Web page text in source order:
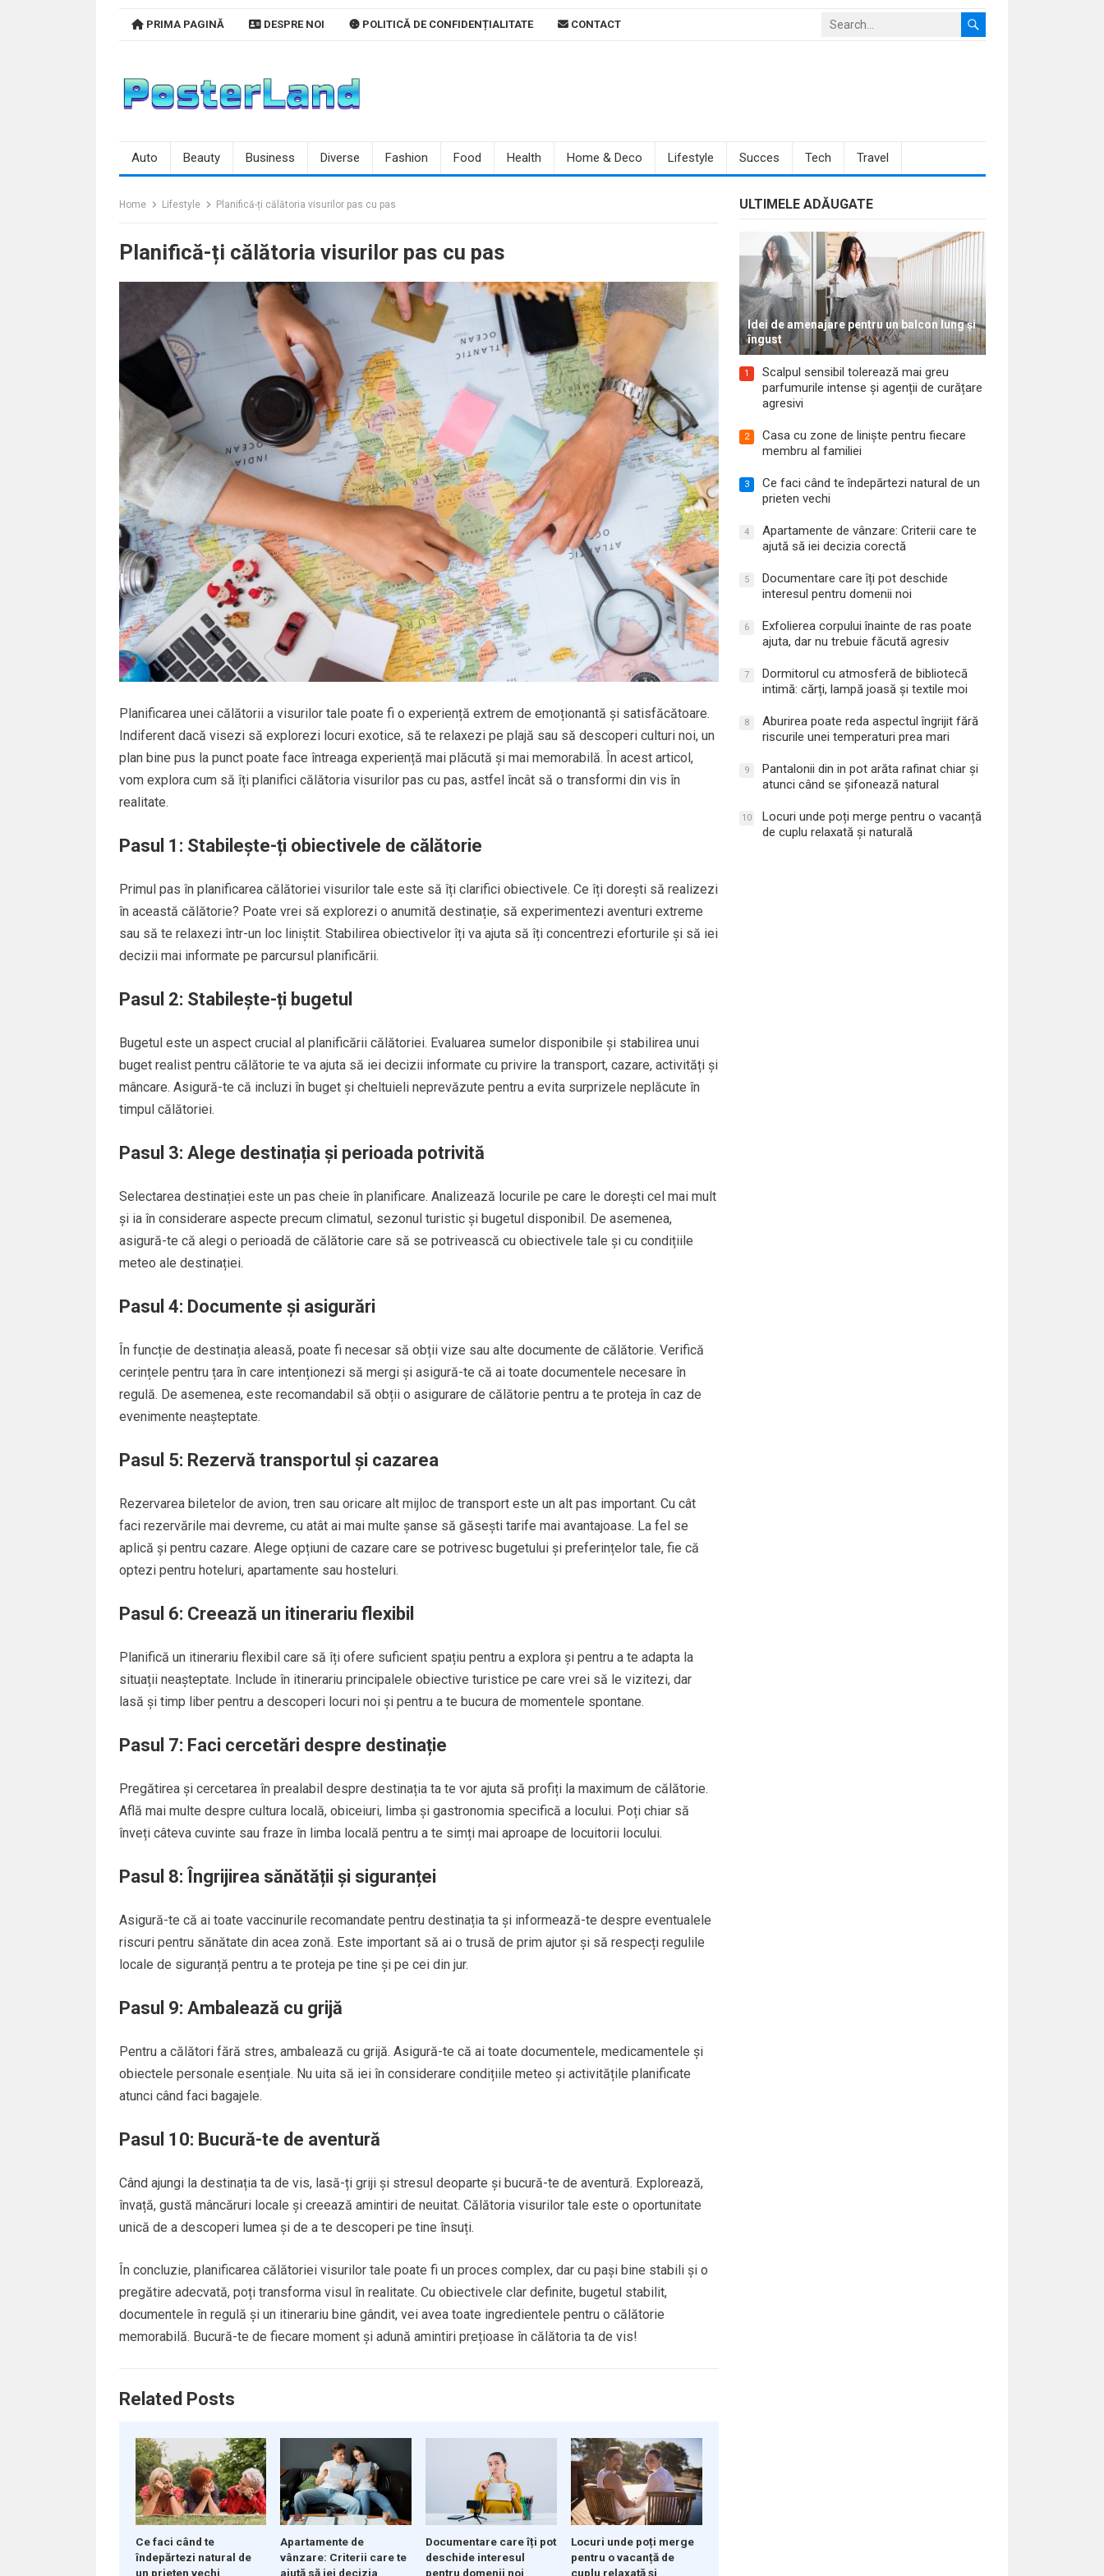
PRIMA PAGINĂ DESPRE NOI POLITICĂ DE CONFIDENȚIALITATE CONTACT
Auto Beauty Business Diverse Fashion Food Health Home & Deco Lifestyle Succes Tech Travel
Home Lifestyle Planifică-ți călătoria visurilor pas cu pas
Planifică-ți călătoria visurilor pas cu pas
Planificarea unei călătorii a visurilor tale poate fi o experiență extrem de emoționantă și satisfăcătoare.
Indiferent dacă visezi să explorezi locuri exotice, să te relaxezi pe plajă sau să descoperi culturi noi, un
plan bine pus la punct poate face întreaga experiență mai plăcută și mai memorabilă. În acest articol,
vom explora cum să îți planifici călătoria visurilor pas cu pas, astfel încât să o transformi din vis în
realitate.
Pasul 1: Stabilește-ți obiectivele de călătorie
Primul pas în planificarea călătoriei visurilor tale este să îți clarifici obiectivele. Ce îți dorești să realizezi
în această călătorie? Poate vrei să explorezi o anumită destinație, să experimentezi aventuri extreme
sau să te relaxezi într-un loc liniștit. Stabilirea obiectivelor îți va ajuta să îți concentrezi eforturile și să iei
decizii mai informate pe parcursul planificării.
Pasul 2: Stabilește-ți bugetul
Bugetul este un aspect crucial al planificării călătoriei. Evaluarea sumelor disponibile și stabilirea unui
buget realist pentru călătorie te va ajuta să iei decizii informate cu privire la transport, cazare, activități și
mâncare. Asigură-te că incluzi în buget și cheltuieli neprevăzute pentru a evita surprizele neplăcute în
timpul călătoriei.
Pasul 3: Alege destinația și perioada potrivită
Selectarea destinației este un pas cheie în planificare. Analizează locurile pe care le dorești cel mai mult
și ia în considerare aspecte precum climatul, sezonul turistic și bugetul disponibil. De asemenea,
asigură-te că alegi o perioadă de călătorie care să se potrivească cu obiectivele tale și cu condițiile
meteo ale destinației.
Pasul 4: Documente și asigurări
În funcție de destinația aleasă, poate fi necesar să obții vize sau alte documente de călătorie. Verifică
cerințele pentru țara în care intenționezi să mergi și asigură-te că ai toate documentele necesare în
regulă. De asemenea, este recomandabil să obții o asigurare de călătorie pentru a te proteja în caz de
evenimente neașteptate.
Pasul 5: Rezervă transportul și cazarea
Rezervarea biletelor de avion, tren sau oricare alt mijloc de transport este un alt pas important. Cu cât
faci rezervările mai devreme, cu atât ai mai multe șanse să găsești tarife mai avantajoase. La fel se
aplică și pentru cazare. Alege opțiuni de cazare care se potrivesc bugetului și preferințelor tale, fie că
optezi pentru hoteluri, apartamente sau hosteluri.
Pasul 6: Creează un itinerariu flexibil
Planifică un itinerariu flexibil care să îți ofere suficient spațiu pentru a explora și pentru a te adapta la
situații neașteptate. Include în itinerariu principalele obiective turistice pe care vrei să le vizitezi, dar
lasă și timp liber pentru a descoperi locuri noi și pentru a te bucura de momentele spontane.
Pasul 7: Faci cercetări despre destinație
Pregătirea și cercetarea în prealabil despre destinația ta te vor ajuta să profiți la maximum de călătorie.
Află mai multe despre cultura locală, obiceiuri, limba și gastronomia specifică a locului. Poți chiar să
înveți câteva cuvinte sau fraze în limba locală pentru a te simți mai aproape de locuitorii locului.
Pasul 8: Îngrijirea sănătății și siguranței
Asigură-te că ai toate vaccinurile recomandate pentru destinația ta și informează-te despre eventualele
riscuri pentru sănătate din acea zonă. Este important să ai o trusă de prim ajutor și să respecți regulile
locale de siguranță pentru a te proteja pe tine și pe cei din jur.
Pasul 9: Ambalează cu grijă
Pentru a călători fără stres, ambalează cu grijă. Asigură-te că ai toate documentele, medicamentele și
obiectele personale esențiale. Nu uita să iei în considerare condițiile meteo și activitățile planificate
atunci când faci bagajele.
Pasul 10: Bucură-te de aventură
Când ajungi la destinația ta de vis, lasă-ți griji și stresul deoparte și bucură-te de aventură. Explorează,
învață, gustă mâncăruri locale și creează amintiri de neuitat. Călătoria visurilor tale este o oportunitate
unică de a descoperi lumea și de a te descoperi pe tine însuți.
În concluzie, planificarea călătoriei visurilor tale poate fi un proces complex, dar cu pași bine stabili și o
pregătire adecvată, poți transforma visul în realitate. Cu obiectivele clar definite, bugetul stabilit,
documentele în regulă și un itinerariu bine gândit, vei avea toate ingredientele pentru o călătorie
memorabilă. Bucură-te de fiecare moment și adună amintiri prețioase în călătoria ta de vis!
Related Posts
Ce faci când te
îndepărtezi natural de
un prieten vechi
Apartamente de
vânzare: Criterii care te
ajută să iei decizia
Documentare care îți pot
deschide interesul
pentru domenii noi
Locuri unde poți merge
pentru o vacanță de
cuplu relaxată și
ULTIMELE ADĂUGATE
Idei de amenajare pentru un balcon lung și
îngust
1
Scalpul sensibil tolerează mai greu
parfumurile intense și agenții de curățare
agresivi
2
Casa cu zone de liniște pentru fiecare
membru al familiei
3
Ce faci când te îndepărtezi natural de un
prieten vechi
4
Apartamente de vânzare: Criterii care te
ajută să iei decizia corectă
5
Documentare care îți pot deschide
interesul pentru domenii noi
6
Exfolierea corpului înainte de ras poate
ajuta, dar nu trebuie făcută agresiv
7
Dormitorul cu atmosferă de bibliotecă
intimă: cărți, lampă joasă și textile moi
8
Aburirea poate reda aspectul îngrijit fără
riscurile unei temperaturi prea mari
9
Pantalonii din in pot arăta rafinat chiar și
atunci când se șifonează natural
10
Locuri unde poți merge pentru o vacanță
de cuplu relaxată și naturală